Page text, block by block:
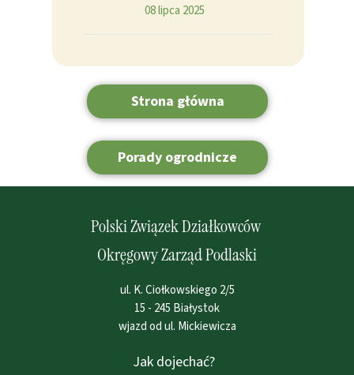
Porady ogrodnicze
08 lipca 2025
Strona główna
Jak dojechać?
Polski Związek Działkowców
Okręgowy Zarząd Podlaski
ul. K. Ciołkowskiego 2/5
15 - 245 Białystok
wjazd od ul. Mickiewicza